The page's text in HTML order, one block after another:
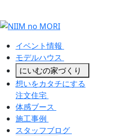
イベント情報
モデルハウス
にいむの家づくり
想いをカタチにする
注文住宅
体感ブース
施工事例
スタッフブログ